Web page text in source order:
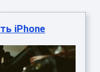
iPhone